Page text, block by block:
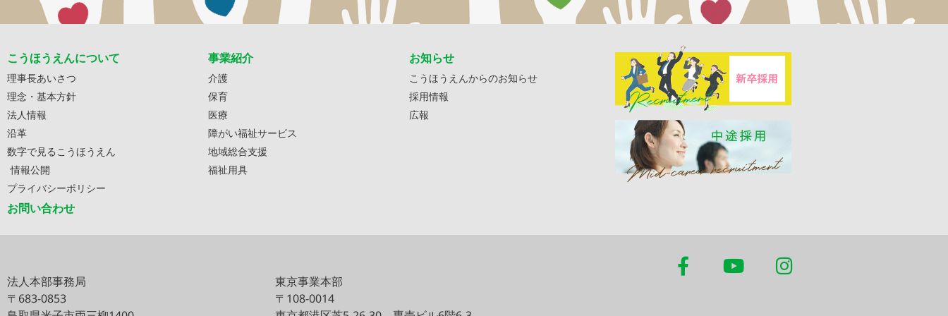
こうほうえんについて
理事長あいさつ
理念・基本方針
法人情報
沿革
数字で見るこうほうえん
情報公開
プライバシーポリシー
お問い合わせ
事業紹介
介護
保育
医療
障がい福祉サービス
地域総合支援
福祉用具
お知らせ
こうほうえんからのお知らせ
採用情報
広報
法人本部事務局
〒683-0853
東京事業本部
〒108-0014